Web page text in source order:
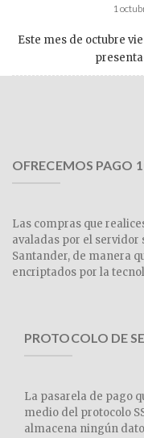
1
Este mes de octubre
OFRECEMOS PAGO
Las compras que
avaladas por el servidor
Santander, de manera
encriptados por la
PROTOCOLO DE
La pasarela de pago
medio del protocolo
almacena ningún